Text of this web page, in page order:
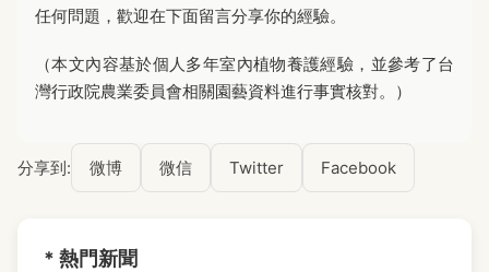
任何問題，歡迎在下面留言分享你的經驗。
（本文內容基於個人多年室內植物養護經驗，並參考了台
灣行政院農業委員會相關園藝資料進行事實核對。）
分享到: 微博 微信 Twitter Facebook
* 熱門新聞